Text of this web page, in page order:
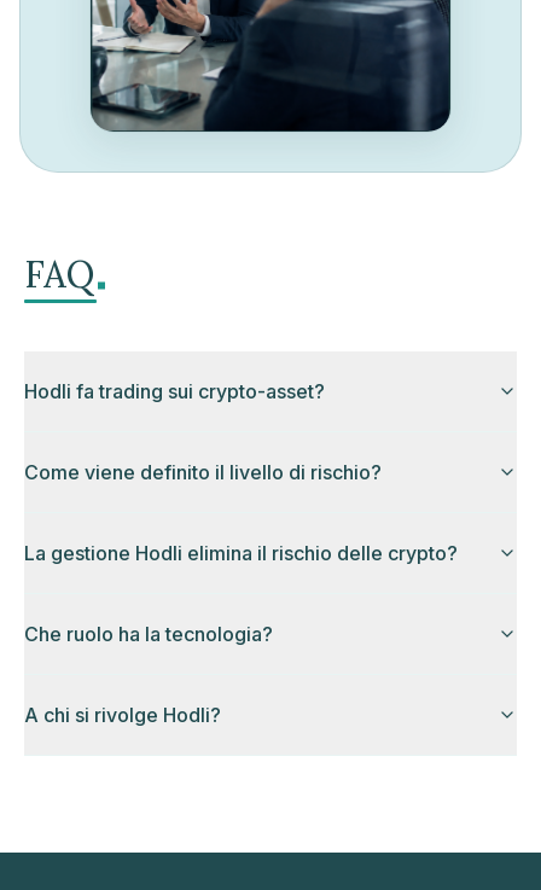
FAQ .
Hodli fa trading sui crypto-asset?
Come viene definito il livello di rischio?
La gestione Hodli elimina il rischio delle crypto?
Che ruolo ha la tecnologia?
A chi si rivolge Hodli?